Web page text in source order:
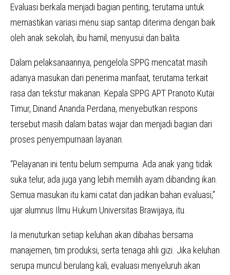
Evaluasi berkala menjadi bagian penting, terutama untuk
memastikan variasi menu siap santap diterima dengan baik
oleh anak sekolah, ibu hamil, menyusui dan balita.
Dalam pelaksanaannya, pengelola SPPG mencatat masih
adanya masukan dari penerima manfaat, terutama terkait
rasa dan tekstur makanan. Kepala SPPG APT Pranoto Kutai
Timur, Dinand Ananda Perdana, menyebutkan respons
tersebut masih dalam batas wajar dan menjadi bagian dari
proses penyempurnaan layanan.
“Pelayanan ini tentu belum sempurna. Ada anak yang tidak
suka telur, ada juga yang lebih memilih ayam dibanding ikan.
Semua masukan itu kami catat dan jadikan bahan evaluasi,”
ujar alumnus Ilmu Hukum Universitas Brawijaya, itu.
Ia menuturkan setiap keluhan akan dibahas bersama
manajemen, tim produksi, serta tenaga ahli gizi. Jika keluhan
serupa muncul berulang kali, evaluasi menyeluruh akan